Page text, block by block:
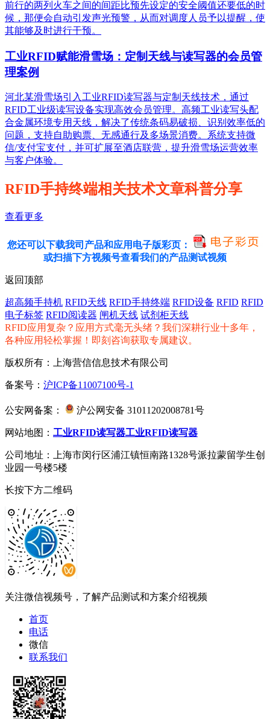
前行的两列火车之间的间距比预先设定的安全阈值还要低的时
候，那便会自动引发声光预警，从而对调度人员予以提醒，使
其能够及时进行干预。
工业RFID赋能滑雪场：定制天线与读写器的会员管
理案例
河北某滑雪场引入工业RFID读写器与定制天线技术，通过
RFID工业级读写设备实现高效会员管理。高频工业读写头配
合金属环境专用天线，解决了传统条码易破损、识别效率低的
问题，支持自助购票、无感通行及多场景消费。系统支持微
信/支付宝支付，并可扩展至酒店联营，提升滑雪场运营效率
与客户体验。
RFID手持终端相关技术文章科普分享
查看更多
您还可以下载我司产品和应用电子版彩页：
或扫描下方视频号查看我们的产品测试视频
返回顶部
超高频手持机 RFID天线 RFID手持终端 RFID设备 RFID RFID
电子标签 RFID阅读器 闸机天线 试剂柜天线
RFID应用复杂？应用方式毫无头绪？我们深耕行业十多年，
各种应用轻松掌握！即刻咨询获取专属建议。
版权所有：上海营信信息技术有限公司
备案号： 沪ICP备11007100号-1
公安网备案： 沪公网安备 31011202008781号
网站地图： 工业RFID读写器工业RFID读写器
公司地址：上海市闵行区浦江镇恒南路1328号派拉蒙留学生创
业园一号楼5楼
长按下方二维码
关注微信视频号，了解产品测试和方案介绍视频
首页
电话
微信
联系我们